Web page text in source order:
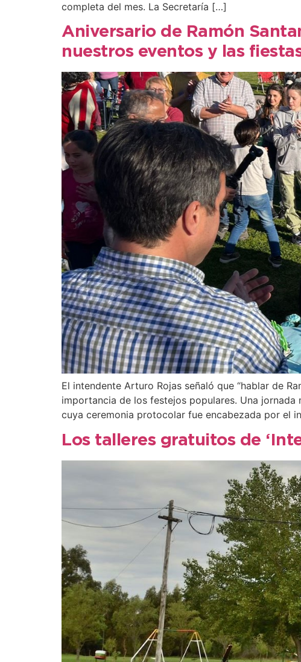
completa del mes. La Secretaría […]
Aniversario de Ramón
nuestros eventos y las
El intendente Arturo Rojas señaló que “hablar de
importancia de los festejos populares. Una jornada
cuya ceremonia protocolar fue encabezada por el
Los talleres gratuitos de